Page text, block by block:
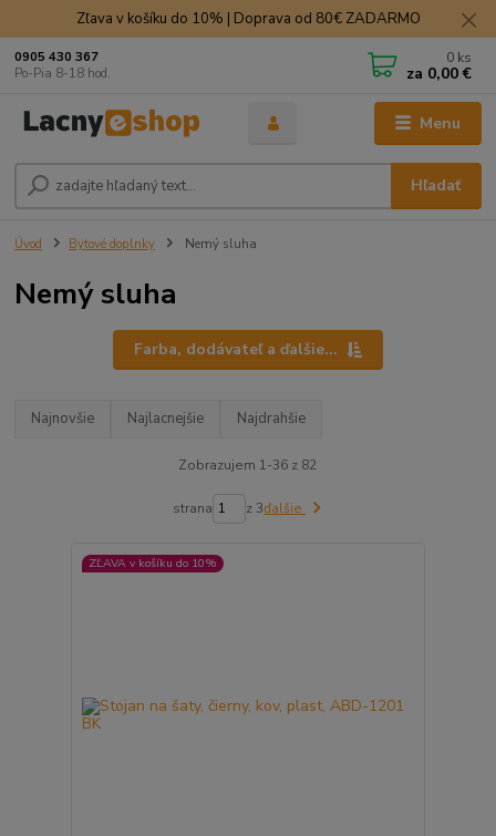
Zľava v košíku do 10% | Doprava od 80€ ZADARMO
Menu
Hľadať
0905 430 367
Po-Pia 8-18 hod.
0 ks
za 0,00 €
Úvod Bytové doplnky Nemý sluha
Nemý sluha
Farba, dodávateľ a ďalšie...
Najnovšie Najlacnejšie Najdrahšie
Zobrazujem 1-36 z 82
strana z 3ďalšie
ZĽAVA v košíku do 10%